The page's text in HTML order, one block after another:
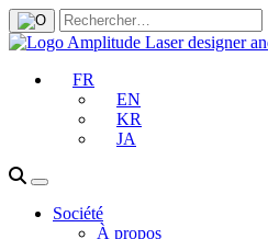
FR
EN
KR
JA
Société
À propos